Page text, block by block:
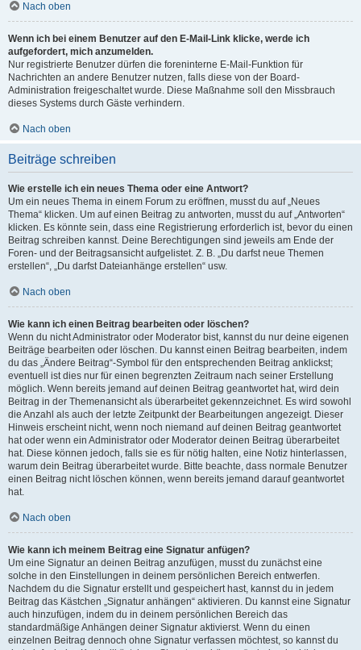
Nach oben
Wenn ich bei einem Benutzer auf den E-Mail-Link klicke, werde ich
aufgefordert, mich anzumelden.
Nur registrierte Benutzer dürfen die foreninterne E-Mail-Funktion für
Nachrichten an andere Benutzer nutzen, falls diese von der Board-
Administration freigeschaltet wurde. Diese Maßnahme soll den Missbrauch
dieses Systems durch Gäste verhindern.
Nach oben
Beiträge schreiben
Wie erstelle ich ein neues Thema oder eine Antwort?
Um ein neues Thema in einem Forum zu eröffnen, musst du auf „Neues
Thema“ klicken. Um auf einen Beitrag zu antworten, musst du auf „Antworten“
klicken. Es könnte sein, dass eine Registrierung erforderlich ist, bevor du einen
Beitrag schreiben kannst. Deine Berechtigungen sind jeweils am Ende der
Foren- und der Beitragsansicht aufgelistet. Z. B. „Du darfst neue Themen
erstellen“, „Du darfst Dateianhänge erstellen“ usw.
Nach oben
Wie kann ich einen Beitrag bearbeiten oder löschen?
Wenn du nicht Administrator oder Moderator bist, kannst du nur deine eigenen
Beiträge bearbeiten oder löschen. Du kannst einen Beitrag bearbeiten, indem
du das „Ändere Beitrag“-Symbol für den entsprechenden Beitrag anklickst;
eventuell ist dies nur für einen begrenzten Zeitraum nach seiner Erstellung
möglich. Wenn bereits jemand auf deinen Beitrag geantwortet hat, wird dein
Beitrag in der Themenansicht als überarbeitet gekennzeichnet. Es wird sowohl
die Anzahl als auch der letzte Zeitpunkt der Bearbeitungen angezeigt. Dieser
Hinweis erscheint nicht, wenn noch niemand auf deinen Beitrag geantwortet
hat oder wenn ein Administrator oder Moderator deinen Beitrag überarbeitet
hat. Diese können jedoch, falls sie es für nötig halten, eine Notiz hinterlassen,
warum dein Beitrag überarbeitet wurde. Bitte beachte, dass normale Benutzer
einen Beitrag nicht löschen können, wenn bereits jemand darauf geantwortet
hat.
Nach oben
Wie kann ich meinem Beitrag eine Signatur anfügen?
Um eine Signatur an deinen Beitrag anzufügen, musst du zunächst eine
solche in den Einstellungen in deinem persönlichen Bereich entwerfen.
Nachdem du die Signatur erstellt und gespeichert hast, kannst du in jedem
Beitrag das Kästchen „Signatur anhängen“ aktivieren. Du kannst eine Signatur
auch hinzufügen, indem du in deinem persönlichen Bereich das
standardmäßige Anhängen deiner Signatur aktivierst. Wenn du einen
einzelnen Beitrag dennoch ohne Signatur verfassen möchtest, so kannst du